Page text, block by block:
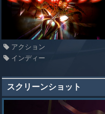
アクション
インディー
スクリーンショット